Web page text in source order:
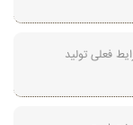
فعلی تولید